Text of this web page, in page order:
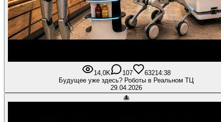
14,0K 107 63214:38
Будущее уже здесь? Роботы в Реальном ТЦ
29.04.2026
🐙